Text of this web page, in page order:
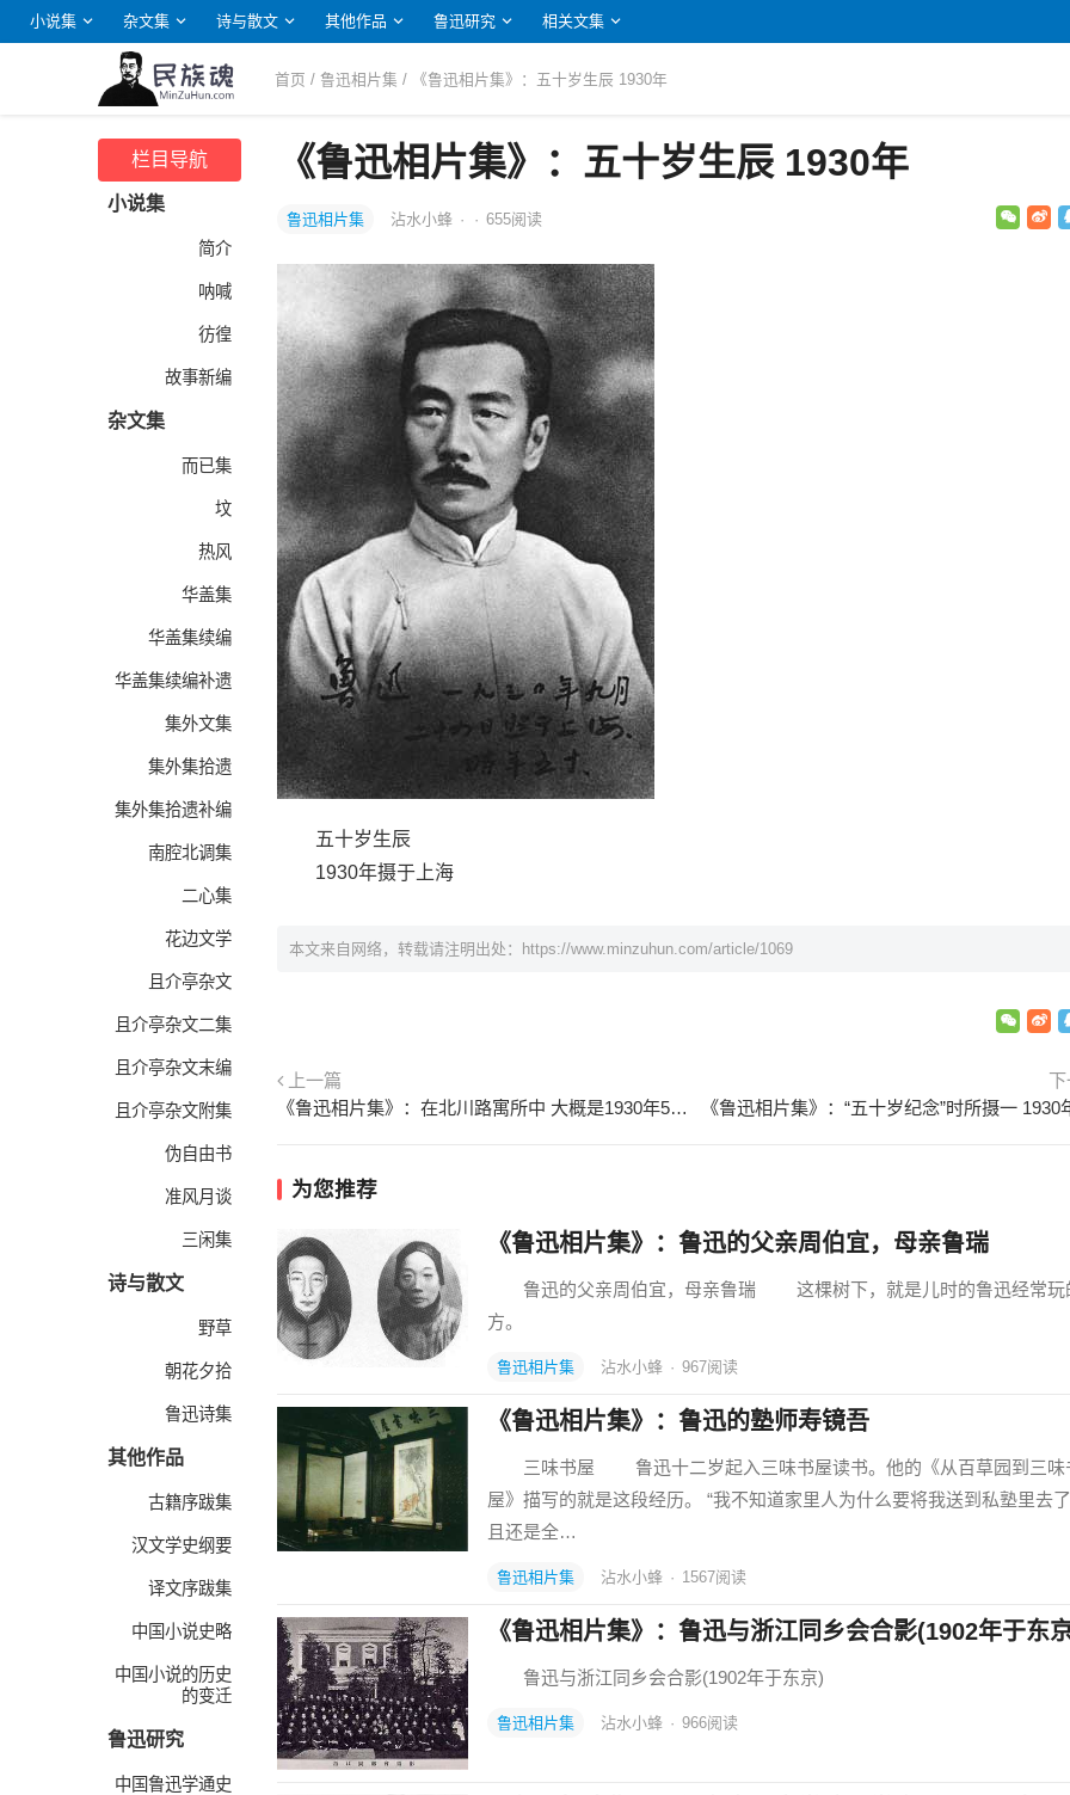
小说集 杂文集 诗与散文 其他作品 鲁迅研究 相关文集
首页 /鲁迅相片集 / 《鲁迅相片集》：五十岁生辰 1930年
栏目导航
小说集
简介
呐喊
彷徨
故事新编
杂文集
而已集
坟
热风
华盖集
华盖集续编
华盖集续编补遗
集外文集
集外集拾遗
集外集拾遗补编
南腔北调集
二心集
花边文学
且介亭杂文
且介亭杂文二集
且介亭杂文末编
且介亭杂文附集
伪自由书
准风月谈
三闲集
诗与散文
野草
朝花夕拾
鲁迅诗集
其他作品
古籍序跋集
汉文学史纲要
译文序跋集
中国小说史略
中国小说的历史
的变迁
鲁迅研究
中国鲁迅学通史
《鲁迅相片集》：五十岁生辰 1930年
鲁迅相片集 沾水小蜂 · · 655阅读
五十岁生辰
1930年摄于上海
本文来自网络，转载请注明出处： https://www.minzuhun.com/article/1069
上一篇
《鲁迅相片集》：在北川路寓所中 大概是1930年5月12日
为您推荐
《鲁迅相片集》：鲁迅的父亲周伯宜，母亲鲁瑞
鲁迅的父亲周伯宜，母亲鲁瑞 这棵树下，就是儿时的鲁迅经常玩
方。
鲁迅相片集 沾水小蜂 · 967阅读
《鲁迅相片集》：鲁迅的塾师寿镜吾
三味书屋 鲁迅十二岁起入三味书屋读书。他的《从百草园到三味
屋》描写的就是这段经历。 “我不知道家里人为什么要将我送到私塾里去
且还是全…
鲁迅相片集 沾水小蜂 · 1567阅读
《鲁迅相片集》：鲁迅与浙江同乡会合影(1902年于东
鲁迅与浙江同乡会合影(1902年于东京)
鲁迅相片集 沾水小蜂 · 966阅读